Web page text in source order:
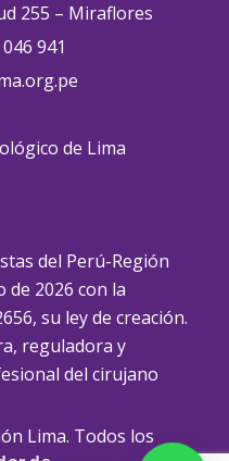
255 – Miraflores
941
de Lima
del Perú-Región
de 2026 con la
su ley de creación.
reguladora y
del cirujano
Lima. Todos los